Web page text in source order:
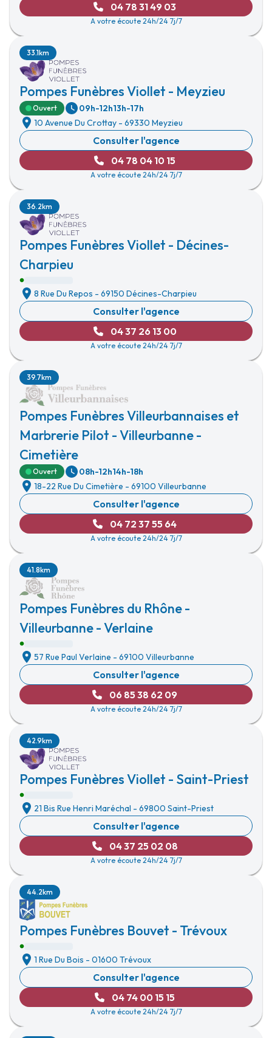
04 78 31 49 03
A votre écoute 24h/24 7j/7
Pompes Funèbres Viollet - Meyzieu
33.1km
Ouvert 09h-12h13h-17h
10 Avenue Du Crottay - 69330 Meyzieu
Consulter l'agence
04 78 04 10 15
A votre écoute 24h/24 7j/7
Pompes Funèbres Viollet - Décines-
Charpieu
36.2km
8 Rue Du Repos - 69150 Décines-Charpieu
Consulter l'agence
04 37 26 13 00
A votre écoute 24h/24 7j/7
Pompes Funèbres Villeurbannaises et
Marbrerie Pilot - Villeurbanne -
Cimetière
39.7km
Ouvert 08h-12h14h-18h
18-22 Rue Du Cimetière - 69100 Villeurbanne
Consulter l'agence
04 72 37 55 64
A votre écoute 24h/24 7j/7
Pompes Funèbres du Rhône -
Villeurbanne - Verlaine
41.8km
57 Rue Paul Verlaine - 69100 Villeurbanne
Consulter l'agence
06 85 38 62 09
A votre écoute 24h/24 7j/7
Pompes Funèbres Viollet - Saint-Priest
42.9km
21 Bis Rue Henri Maréchal - 69800 Saint-Priest
Consulter l'agence
04 37 25 02 08
A votre écoute 24h/24 7j/7
Pompes Funèbres Bouvet - Trévoux
44.2km
1 Rue Du Bois - 01600 Trévoux
Consulter l'agence
04 74 00 15 15
A votre écoute 24h/24 7j/7